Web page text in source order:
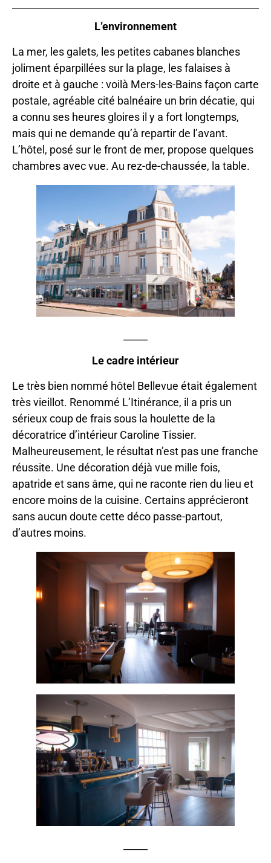
L’environnement
La mer, les galets, les petites cabanes blanches
joliment éparpillées sur la plage, les falaises à
droite et à gauche : voilà Mers-les-Bains façon carte
postale, agréable cité balnéaire un brin décatie, qui
a connu ses heures gloires il y a fort longtemps,
mais qui ne demande qu’à repartir de l’avant.
L’hôtel, posé sur le front de mer, propose quelques
chambres avec vue. Au rez-de-chaussée, la table.
Le cadre intérieur
Le très bien nommé hôtel Bellevue était également
très vieillot. Renommé L’Itinérance, il a pris un
sérieux coup de frais sous la houlette de la
décoratrice d’intérieur Caroline Tissier.
Malheureusement, le résultat n’est pas une franche
réussite. Une décoration déjà vue mille fois,
apatride et sans âme, qui ne raconte rien du lieu et
encore moins de la cuisine. Certains apprécieront
sans aucun doute cette déco passe-partout,
d’autres moins.